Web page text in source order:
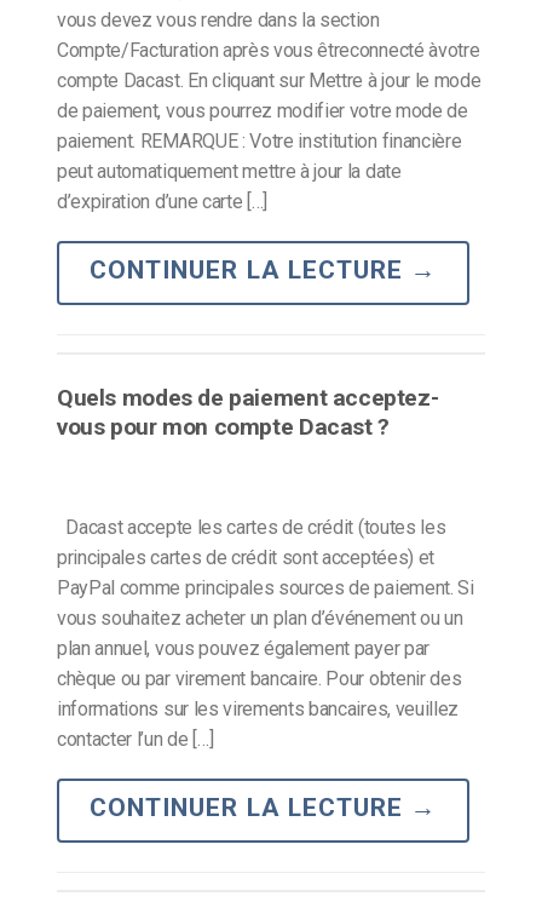
vous devez vous rendre dans la section
Compte/Facturation après vous êtreconnecté àvotre
compte Dacast. En cliquant sur Mettre à jour le mode
de paiement, vous pourrez modifier votre mode de
paiement. REMARQUE : Votre institution financière
peut automatiquement mettre à jour la date
d’expiration d’une carte […]
CONTINUER LA LECTURE →
Quels modes de paiement acceptez-
vous pour mon compte Dacast ?
Dacast accepte les cartes de crédit (toutes les
principales cartes de crédit sont acceptées) et
PayPal comme principales sources de paiement. Si
vous souhaitez acheter un plan d’événement ou un
plan annuel, vous pouvez également payer par
chèque ou par virement bancaire. Pour obtenir des
informations sur les virements bancaires, veuillez
contacter l’un de […]
CONTINUER LA LECTURE →